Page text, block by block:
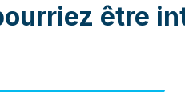
être